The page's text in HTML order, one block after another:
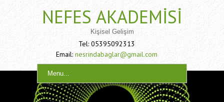
NEFES AKADEMISI
Kişisel Gelişim
Tel: 05395092313
Email: nesrindabaglar@gmail.com
Menu...